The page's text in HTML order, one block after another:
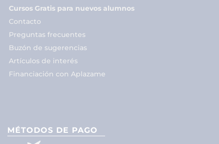
Cursos Gratis para nuevos alumnos
Contacto
Preguntas frecuentes
Buzón de sugerencias
Artículos de interés
Financiación con Aplazame
MÉTODOS DE PAGO